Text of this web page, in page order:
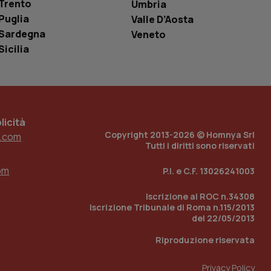
Umbria
Valle D’Aosta
Veneto
Copyright 2013-2026 © Homnya Srl
Tutti i diritti sono riservati
P.I. e C.F. 13026241003
Iscrizione al ROC n.34308
Iscrizione Tribunale di Roma n.115/2013
del 22/05/2013
Riproduzione riservata
Privacy Policy
in cui viene
sito, ma un
di accesso per
Analytics
per mantenere
traccia
incorporati
del sito web sta
traccia